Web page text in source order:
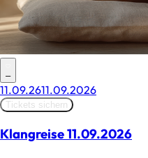
–
11.09.2611.09.2026
Tickets sichern
Klangreise 11.09.2026